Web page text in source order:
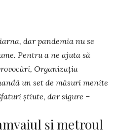
dar pandemia nu se
Pentru a ne ajuta să
Organizația
un set de măsuri menite
știute, dar sigure –
și metroul